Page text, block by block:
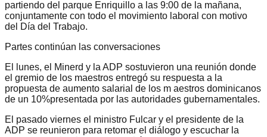
partiendo del parque Enriquillo a las 9:00 de la mañana,
conjuntamente con todo el movimiento laboral con motivo
del Día del Trabajo.
Partes continúan las conversaciones
El lunes, el Minerd y la ADP sostuvieron una reunión donde
el gremio de los maestros entregó su respuesta a la
propuesta de aumento salarial de los m aestros dominicanos
de un 10%presentada por las autoridades gubernamentales.
El pasado viernes el ministro Fulcar y el presidente de la
ADP se reunieron para retomar el diálogo y escuchar la